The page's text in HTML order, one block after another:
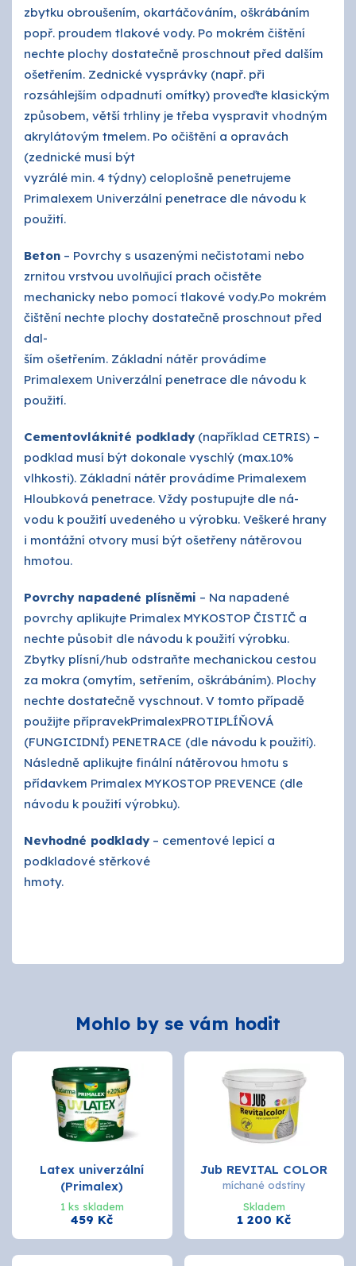
zbytku obroušením, okartáčováním, oškrábáním
popř. proudem tlakové vody. Po mokrém čištění
nechte plochy dostatečně proschnout před dalším
ošetřením. Zednické vysprávky (např. při
rozsáhlejším odpadnutí omítky) proveďte klasickým
způsobem, větší trhliny je třeba vyspravit vhodným
akrylátovým tmelem. Po očištění a opravách
(zednické musí být
vyzrálé min. 4 týdny) celoplošně penetrujeme
Primalexem Univerzální penetrace dle návodu k
použití.
Beton – Povrchy s usazenými nečistotami nebo
zrnitou vrstvou uvolňující prach očistěte
mechanicky nebo pomocí tlakové vody.Po mokrém
čištění nechte plochy dostatečně proschnout před
dal-
ším ošetřením. Základní nátěr provádíme
Primalexem Univerzální penetrace dle návodu k
použití.
Cementovláknité podklady(například CETRIS) –
podklad musí být dokonale vyschlý (max.10%
vlhkosti). Základní nátěr provádíme Primalexem
Hloubková penetrace. Vždy postupujte dle ná-
vodu k použití uvedeného u výrobku. Veškeré hrany
i montážní otvory musí být ošetřeny nátěrovou
hmotou.
Povrchy napadené plísněmi – Na napadené
povrchy aplikujte Primalex MYKOSTOP ČISTIČ a
nechte působit dle návodu k použití výrobku.
Zbytky plísní/hub odstraňte mechanickou cestou
za mokra (omytím, setřením, oškrábáním). Plochy
nechte dostatečně vyschnout. V tomto případě
použijte přípravekPrimalexPROTIPLÍŇOVÁ
(FUNGICIDNÍ) PENETRACE (dle návodu k použití).
Následně aplikujte finální nátěrovou hmotu s
přídavkem Primalex MYKOSTOP PREVENCE (dle
návodu k použití výrobku).
Nevhodné podklady– cementové lepicí a
podkladové stěrkové
hmoty.
Mohlo by se vám hodit
Latex univerzální
(Primalex)
1 ks skladem
459 Kč
Jub REVITAL COLOR
míchané odstíny
Skladem
1 200 Kč